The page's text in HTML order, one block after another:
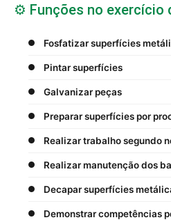
⚙️ Funções no exercício
Fosfatizar superfícies
Pintar superfícies
Galvanizar peças
Preparar superfícies por
Realizar trabalho segundo
Realizar manutenção dos
Decapar superfícies
Demonstrar competências